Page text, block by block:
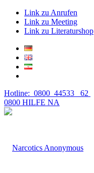
Link zu Anrufen
Link zu Meeting
Link zu Literaturshop
Hotline: 0800 44533 62
0800 HILFE NA